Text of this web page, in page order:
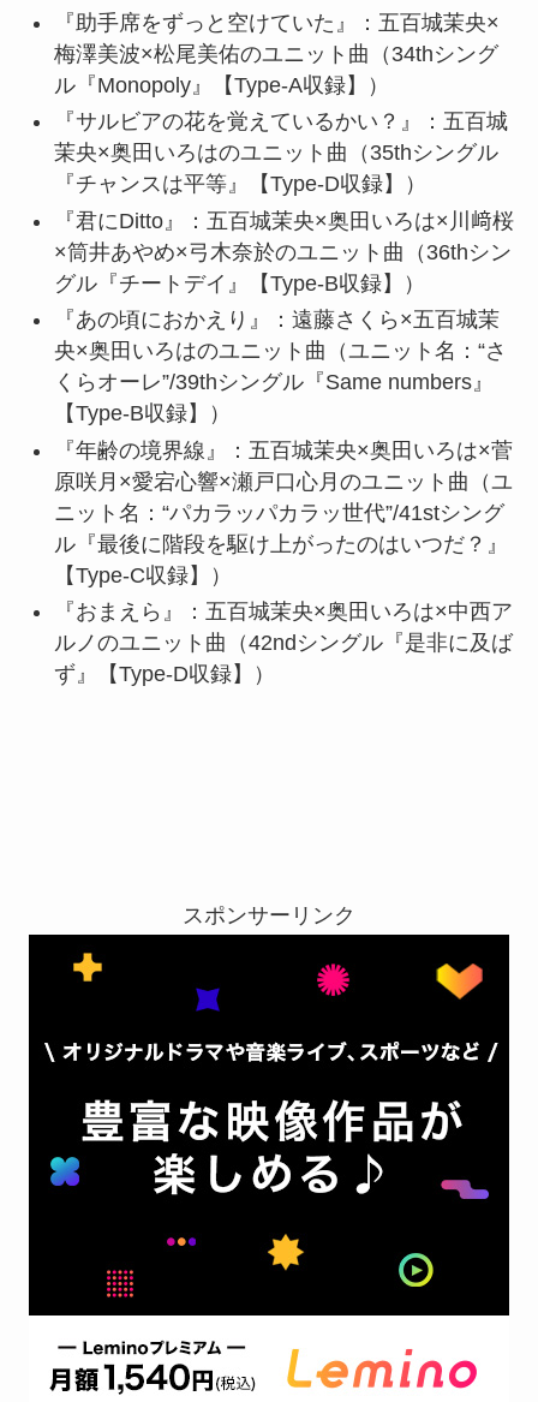
『助手席をずっと空けていた』：五百城茉央×
梅澤美波×松尾美佑のユニット曲（34thシング
ル『Monopoly』【Type-A収録】）
『サルビアの花を覚えているかい？』：五百城
茉央×奥田いろはのユニット曲（35thシングル
『チャンスは平等』【Type-D収録】）
『君にDitto』：五百城茉央×奥田いろは×川﨑桜
×筒井あやめ×弓木奈於のユニット曲（36thシン
グル『チートデイ』【Type-B収録】）
『あの頃におかえり』：遠藤さくら×五百城茉
央×奥田いろはのユニット曲（ユニット名：“さ
くらオーレ”/39thシングル『Same numbers』
【Type-B収録】）
『年齢の境界線』：五百城茉央×奥田いろは×菅
原咲月×愛宕心響×瀬戸口心月のユニット曲（ユ
ニット名：“パカラッパカラッ世代”/41stシング
ル『最後に階段を駆け上がったのはいつだ？』
【Type-C収録】）
『おまえら』：五百城茉央×奥田いろは×中西ア
ルノのユニット曲（42ndシングル『是非に及ば
ず』【Type-D収録】）
スポンサーリンク